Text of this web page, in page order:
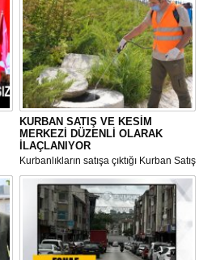
KURBAN SATIŞ VE KESİM
MERKEZİ DÜZENLİ OLARAK
İLAÇLANIYOR
Kurbanlıkların satışa çıktığı Kurban Satış
ve Kesim Merkezi, haşere ve
mikropların önüne geçilmesi amacıyla
her gün Gölbaşı Belediyesi ekipleri
tarafından düzenli olarak ilaçlanıyor.